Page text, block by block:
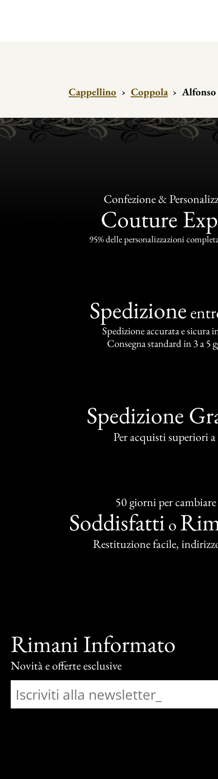
Cappellino › Coppola ›
Confezione &
Couture
95% delle personalizzazioni
Spedizione
Spedizione accurata e sicura
Consegna standard in 3 a 5
Spedizione
Per acquisti superiori
50 giorni per cambiare
Soddisfatti o
Restituzione facile,
Rimani Informato
Novità e offerte esclusive